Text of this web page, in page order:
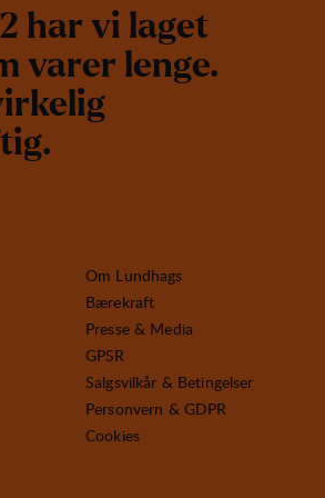
2 har vi laget
varer lenge.
irkelig
tig.
Om Lundhags
Bærekraft
Presse & Media
GPSR
Salgsvilkår & Betingelser
Personvern & GDPR
Cookies